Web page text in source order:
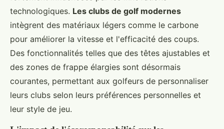
technologiques. Les clubs de golf modernes
intègrent des matériaux légers comme le carbone
pour améliorer la vitesse et l'efficacité des coups.
Des fonctionnalités telles que des têtes ajustables et
des zones de frappe élargies sont désormais
courantes, permettant aux golfeurs de personnaliser
leurs clubs selon leurs préférences personnelles et
leur style de jeu.